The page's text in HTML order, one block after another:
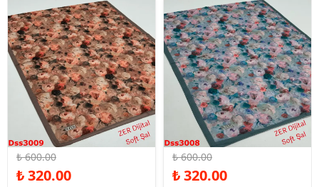
%47 İndirim
₺ 600.00
₺ 320.00
%47 İndirim
₺ 600.00
₺ 320.00